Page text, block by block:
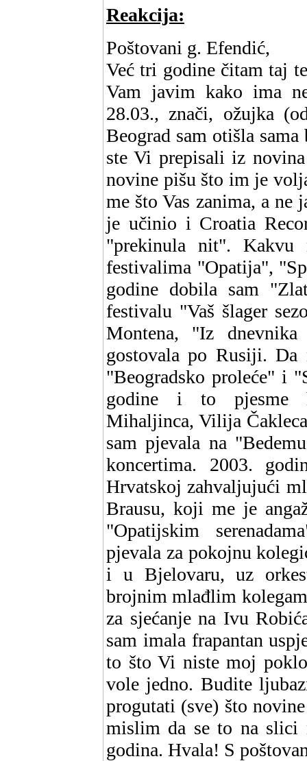
Reakcija:
Poštovani g. Efendić,
Već tri godine čitam taj
Vam javim kako ima
28.03., znači, ožujka
Beograd sam otišla
ste Vi prepisali iz
novine pišu što im je
me što Vas zanima, a ne
je učinio i Croatia
"prekinula nit".
festivalima "Opatija",
godine dobila sam
festivalu "Vaš šlager
Montena, "Iz
gostovala po Rusiji.
"Beogradsko proleće" i
godine i to pjesme
Mihaljinca, Vilija
sam pjevala na
koncertima. 2003.
Hrvatskoj zahvaljujući
Brausu, koji me je
"Opatijskim
pjevala za pokojnu
i u Bjelovaru, uz
brojnim mlađlim
za sjećanje na Ivu
sam imala frapantan
to što Vi niste moj
vole jedno. Budite
progutati (sve) što
mislim da se to na slici
godina. Hvala! S